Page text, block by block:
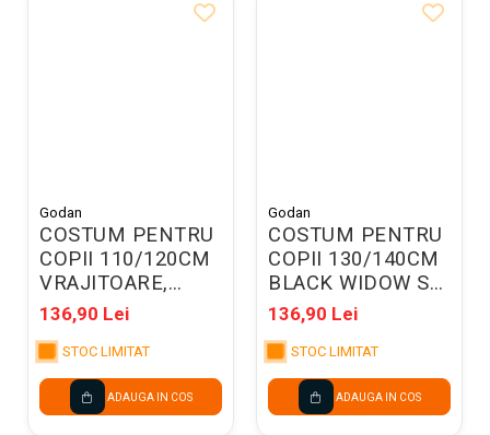
Godan
COSTUM PENTRU
COPII 110/120CM
VRAJITOARE,
NEGRU SL-CA11
136,90 Lei
STOC LIMITAT
ADAUGA IN COS
Godan
COSTUM PENTRU
COPII 130/140CM
BLACK WIDOW SL-
BW13
136,90 Lei
STOC LIMITAT
ADAUGA IN COS